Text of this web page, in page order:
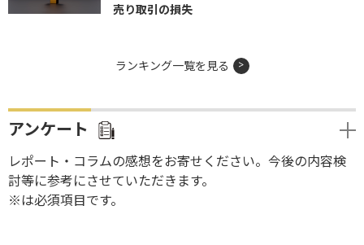
売り取引の損失
ランキング一覧を見る
アンケート
レポート・コラムの感想をお寄せください。今後の内容検
討等に参考にさせていただきます。
※は必須項目です。